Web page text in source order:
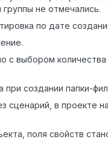
не отмечались.
по дате
с выбором
при создании папки-
сценарий, в проекте
поля свойств